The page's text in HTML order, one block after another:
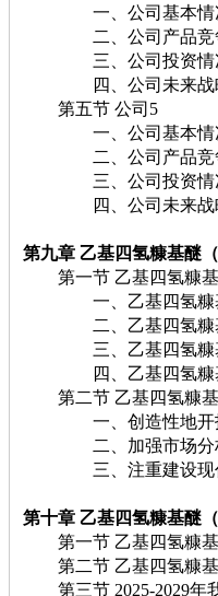
一、公司基本情
二、公司产品竞
三、公司投资情
四、公司未来战
第五节 公司5
一、公司基本情
二、公司产品竞
三、公司投资情
四、公司未来战
第九章 乙基四氢糠基醚
第一节 乙基四氢糠基
一、乙基四氢糠基
二、乙基四氢糠基
三、乙基四氢糠基醚
四、乙基四氢糠基
第二节 乙基四氢糠基
一、创造性地开
二、加强市场分
三、注重建设现代
第十章 乙基四氢糠基醚
第一节 乙基四氢糠基
第二节 乙基四氢糠基
第三节 2025-2029年